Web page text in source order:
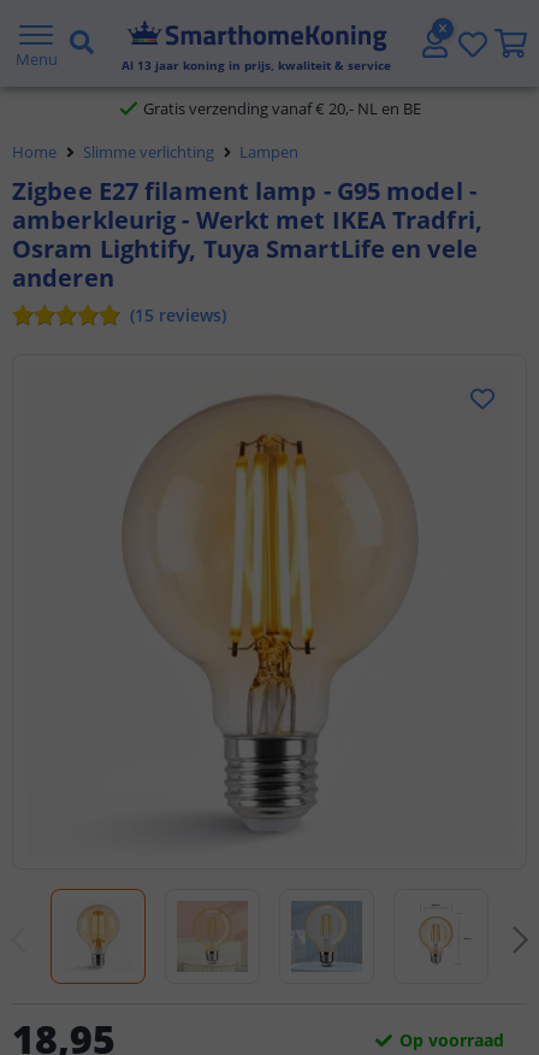
Menu Al 13 jaar koning in prijs, kwaliteit & service
2 jaar garantie
Gratis verzending vanaf € 20,- NL en BE
Klantbeoordeling 9.1
Voor 23:45 uur besteld,morgen in huis
Home Slimme verlichting Lampen
Zigbee E27 filament lamp - G95 model -
amberkleurig - Werkt met IKEA Tradfri,
Osram Lightify, Tuya SmartLife en vele
anderen
(15 reviews)
18,95
Op voorraad